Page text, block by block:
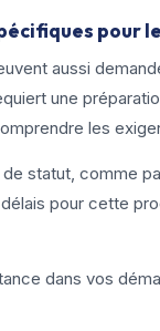
pour
aussi
une
les
statut, comme
pour cette
dans vos